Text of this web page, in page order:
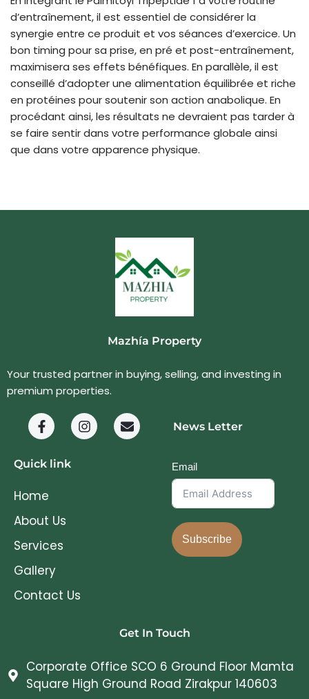
d’entraînement, il est essentiel de considérer la
synergie entre ce produit et vos séances d’exercice. Un
bon timing pour sa prise, en pré et post-entraînement,
maximisera ses effets bénéfiques. En parallèle, il est
conseillé d’adopter une alimentation équilibrée et riche
en protéines pour soutenir son action anabolique. En
procédant ainsi, les résultats ne devraient pas tarder à
se faire sentir dans votre performance globale ainsi
que dans votre apparence physique.
Mazhía Property
Your trusted partner in buying, selling, and investing in
premium properties.
Quick link
Home
About Us
Services
Gallery
Contact Us
News Letter
Email
Subscribe
Get In Touch
Corporate Office SCO 6 Ground Floor Mamta
Square High Ground Road Zirakpur 140603